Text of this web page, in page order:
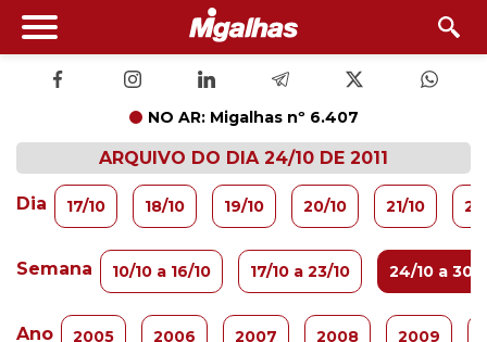
NO AR: Migalhas nº 6.407
ARQUIVO DO DIA 24/10 DE 2011
Dia 17/10 18/10 19/10 20/10 21/10
Semana 10/10 a 16/10 17/10 a 23/10 24/10 a 30/
Ano 2005 2006 2007 2008 2009